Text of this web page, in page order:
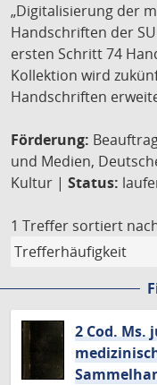
„Digitalisierung der
Handschriften der
ersten Schritt 74
Kollektion wird
Handschriften
Förderung:
und Medien,
Kultur | Status:
1 Treffer sortiert
2 Cod. Ms.